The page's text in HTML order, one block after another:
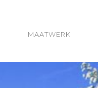
MAATWERK